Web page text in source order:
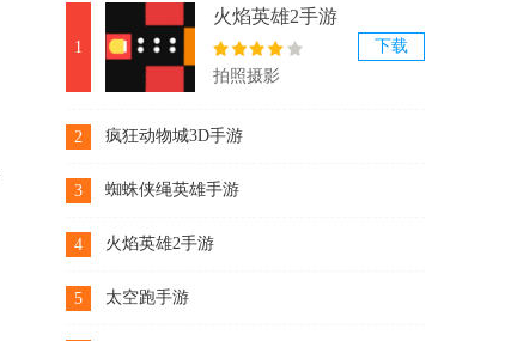
1
火焰英雄2手游
拍照摄影
下载
2 疯狂动物城3D手游
3 蜘蛛侠绳英雄手游
4 火焰英雄2手游
5 太空跑手游